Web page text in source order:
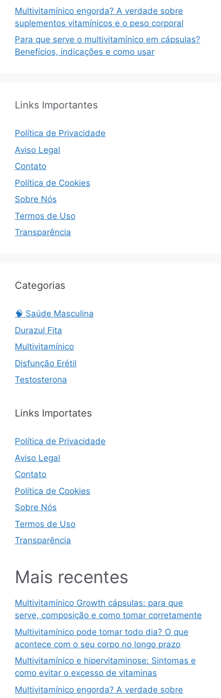
Multivitamínico engorda? A verdade sobre
suplementos vitamínicos e o peso corporal
Para que serve o multivitamínico em cápsulas?
Benefícios, indicações e como usar
Links Importantes
Política de Privacidade
Aviso Legal
Contato
Política de Cookies
Sobre Nós
Termos de Uso
Transparência
Categorias
🧠 Saúde Masculina
Durazul Fita
Multivitamínico
Disfunção Erétil
Testosterona
Links Importates
Política de Privacidade
Aviso Legal
Contato
Política de Cookies
Sobre Nós
Termos de Uso
Transparência
Mais recentes
Multivitamínico Growth cápsulas: para que
serve, composição e como tomar corretamente
Multivitamínico pode tomar todo dia? O que
acontece com o seu corpo no longo prazo
Multivitamínico e hipervitaminose: Sintomas e
como evitar o excesso de vitaminas
Multivitamínico engorda? A verdade sobre